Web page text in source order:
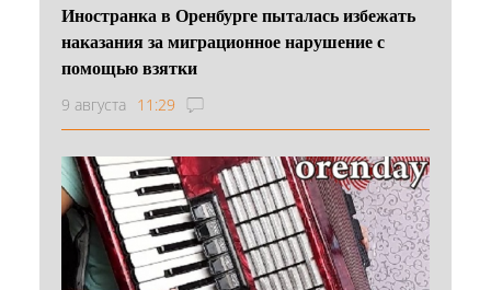
Иностранка в Оренбурге пыталась избежать
наказания за миграционное нарушение с
помощью взятки
9 августа 11:29